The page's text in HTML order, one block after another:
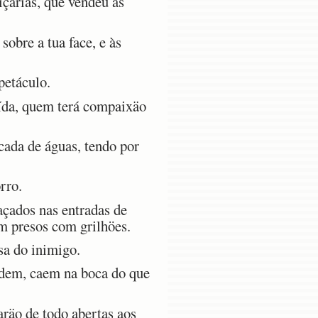
a tua face, e às
quem terá compaixäo
de águas, tendo por
nas entradas de
presos com grilhöes.
do inimigo.
caem na boca do que
de todo abertas aos